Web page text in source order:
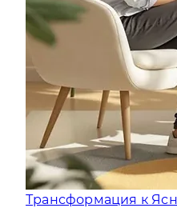
Трансформация к
поддержка